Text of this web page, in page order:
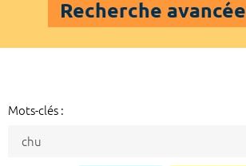
Recherche avancée
Mots-clés :